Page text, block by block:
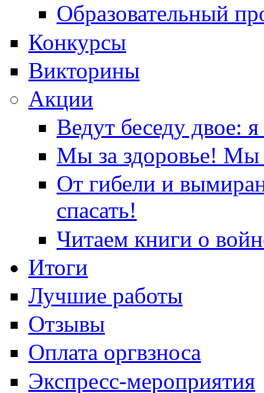
Образовательный
Конкурсы
Викторины
Акции
Ведут беседу двое:
Мы за здоровье! Мы
От гибели и
спасать!
Читаем книги о
Итоги
Лучшие работы
Отзывы
Оплата оргвзноса
Экспресс-мероприятия